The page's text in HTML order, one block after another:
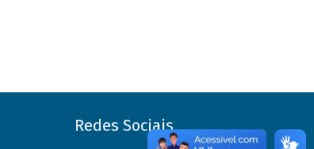
Redes Sociais